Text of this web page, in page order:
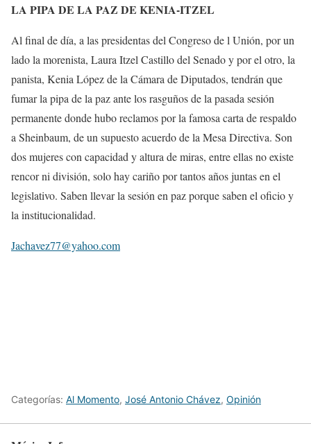
LA PIPA DE LA PAZ DE KENIA-ITZEL
Al final de día, a las presidentas del Congreso de l Unión, por un
lado la morenista, Laura Itzel Castillo del Senado y por el otro, la
panista, Kenia López de la Cámara de Diputados, tendrán que
fumar la pipa de la paz ante los rasguños de la pasada sesión
permanente donde hubo reclamos por la famosa carta de respaldo
a Sheinbaum, de un supuesto acuerdo de la Mesa Directiva. Son
dos mujeres con capacidad y altura de miras, entre ellas no existe
rencor ni división, solo hay cariño por tantos años juntas en el
legislativo. Saben llevar la sesión en paz porque saben el oficio y
la institucionalidad.
Jachavez77@yahoo.com
Categorías: Al Momento, José Antonio Chávez, Opinión